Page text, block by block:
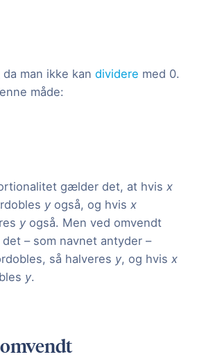
man ikke kan dividere med 0.
måde:
gælder det, at hvis x
yogså, og hvis x
yogså. Men ved omvendt
– som navnet antyder –
så halveres y, og hvis x
y.